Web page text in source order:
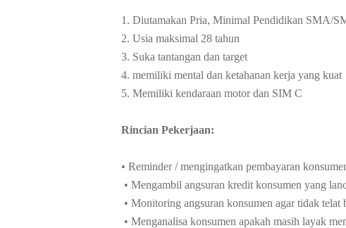
1. Diutamakan Pria, Minimal Pendidikan SMA/
2. Usia maksimal 28 tahun
3. Suka tantangan dan target
4. memiliki mental dan ketahanan kerja yang kuat
5. Memiliki kendaraan motor dan SIM C
Rincian Pekerjaan:
• Reminder / mengingatkan pembayaran
• Mengambil angsuran kredit konsumen yang
• Monitoring angsuran konsumen agar tidak telat
• Menganalisa konsumen apakah masih layak